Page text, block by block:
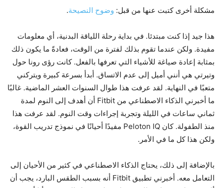
مشكلة أخرى كتبت عنها من قبل: وضوح النصيحة.
هذا جيد إذا كنت مبتدئا. في بداية رحلة اللياقة البدنية، أي معلومات
مفيدة. ولكن عندما تقوم بذلك لفترة من الوقت، فعادةً ما يكون ذلك
بمثابة إعادة صياغة للأشياء التي تعرفها بالفعل. كانت رؤى رونا حول
وتيرتي هي أنني أميل إلى عدم الاتساق. أبدأ بسرعة كبيرة ويتركني
متعبًا في النهاية. لقد عرفت هذا طوال السنوات العشر الماضية. غالبًا
ما أخبرني الذكاء الاصطناعي من Fitbit أن أهدف إلى النوم لمدة
ثماني ساعات في الليلة وتجربة إجراءات وقت النوم. لقد عرفت هذا
منذ الطفولة. كان Peloton IQ مفيدًا أحيانًا في نموذج تدريب القوة،
ولكن هذا كل ما في الأمر.
بالإضافة إلى ذلك، يحتاج الذكاء الاصطناعي في كثير من الأحيان إلى
التعامل معه. أخبرني تطبيق Fitbit أنه بسبب الطقس البارد، يجب أن